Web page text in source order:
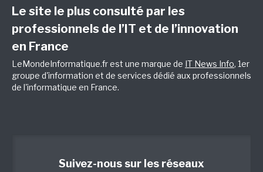
Le site le plus consulté par les
professionnels de l’IT et de l’innovation
en France
LeMondeInformatique.fr est une marque de IT News Info, 1er
groupe d'information et de services dédié aux professionnels
de l'informatique en France.
Suivez-nous sur les réseaux